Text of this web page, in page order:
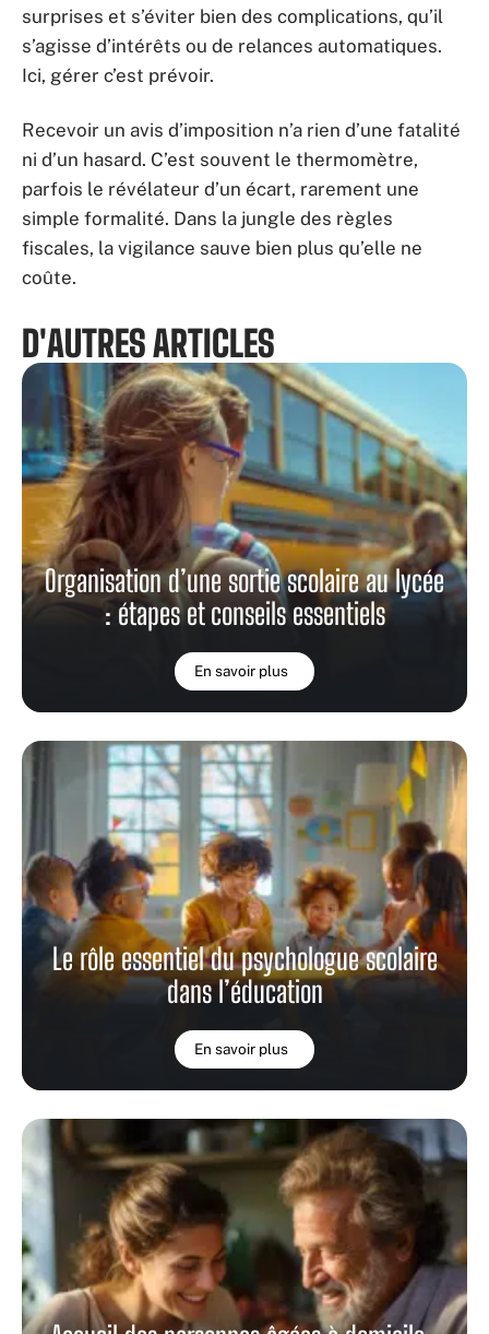
surprises et s’éviter bien des complications, qu’il
s’agisse d’intérêts ou de relances automatiques.
Ici, gérer c’est prévoir.
Recevoir un avis d’imposition n’a rien d’une fatalité
ni d’un hasard. C’est souvent le thermomètre,
parfois le révélateur d’un écart, rarement une
simple formalité. Dans la jungle des règles
fiscales, la vigilance sauve bien plus qu’elle ne
coûte.
D'AUTRES ARTICLES
Organisation d’une sortie scolaire au lycée
: étapes et conseils essentiels
En savoir plus
Le rôle essentiel du psychologue scolaire
dans l’éducation
En savoir plus